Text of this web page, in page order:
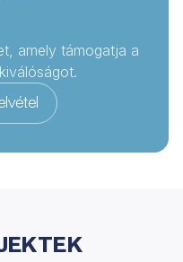
amely támogatja a